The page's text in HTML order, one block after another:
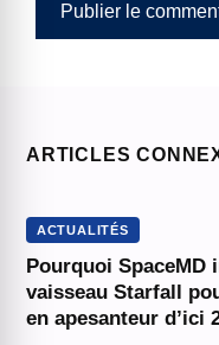
ARTICLES
ACTUALITÉS
Pourquoi SpaceMD
vaisseau Starfall
en apesanteur d’ici